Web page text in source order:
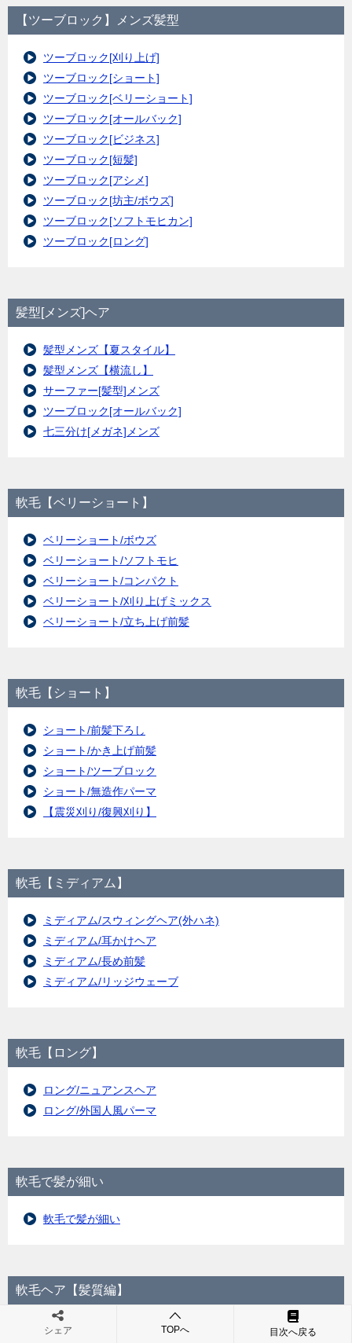
【ツーブロック】メンズ髪型
ツーブロック[刈り上げ]
ツーブロック[ショート]
ツーブロック[ベリーショート]
ツーブロック[オールバック]
ツーブロック[ビジネス]
ツーブロック[短髪]
ツーブロック[アシメ]
ツーブロック[坊主/ボウズ]
ツーブロック[ソフトモヒカン]
ツーブロック[ロング]
髪型[メンズ]ヘア
髪型メンズ【夏スタイル】
髪型メンズ【横流し】
サーファー[髪型]メンズ
ツーブロック[オールバック]
七三分け[メガネ]メンズ
軟毛【ベリーショート】
ベリーショート/ボウズ
ベリーショート/ソフトモヒ
ベリーショート/コンパクト
ベリーショート/刈り上げミックス
ベリーショート/立ち上げ前髪
軟毛【ショート】
ショート/前髪下ろし
ショート/かき上げ前髪
ショート/ツーブロック
ショート/無造作パーマ
【震災刈り/復興刈り】
軟毛【ミディアム】
ミディアム/スウィングヘア(外ハネ)
ミディアム/耳かけヘア
ミディアム/長め前髪
ミディアム/リッジウェーブ
軟毛【ロング】
ロング/ニュアンスヘア
ロング/外国人風パーマ
軟毛で髪が細い
軟毛で髪が細い
軟毛ヘア【髪質編】
軟毛くせ毛ヘアスタイル
シェア TOPへ 目次へ戻る